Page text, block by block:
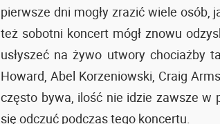
pierwsze dni mogły zrazić wiele osób,
też sobotni koncert mógł znowu
usłyszeć na żywo utwory chociażby
Howard, Abel Korzeniowski, Craig
często bywa, ilość nie idzie zawsze w
się odczuć podczas tego koncertu.